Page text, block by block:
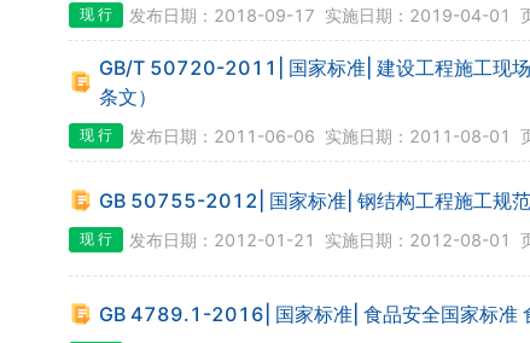
现 行 发布日期：2018-09-17 实施日期：2019-04-01
GB/T 50720-2011| 国家标准| 建设工程施工现
条文）
现 行 发布日期：2011-06-06 实施日期：2011-08-01
GB 50755-2012| 国家标准| 钢结构工程施工规范
现 行 发布日期：2012-01-21 实施日期：2012-08-01
GB 4789.1-2016| 国家标准| 食品安全国家标准